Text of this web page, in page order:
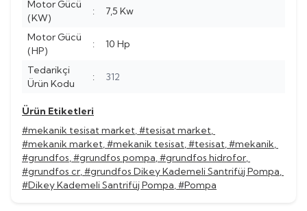
Motor Gücü
(KW)
: 7,5 Kw
Motor Gücü
(HP)
: 10 Hp
Tedarikçi
Ürün Kodu
: 312
Ürün Etiketleri
#mekanik tesisat market,#tesisat market,
#mekanik market,#mekanik tesisat,#tesisat,#mekanik,
#grundfos,#grundfos pompa,#grundfos hidrofor,
#grundfos cr,#grundfos Dikey Kademeli Santrifüj Pompa,
#Dikey Kademeli Santrifüj Pompa,#Pompa